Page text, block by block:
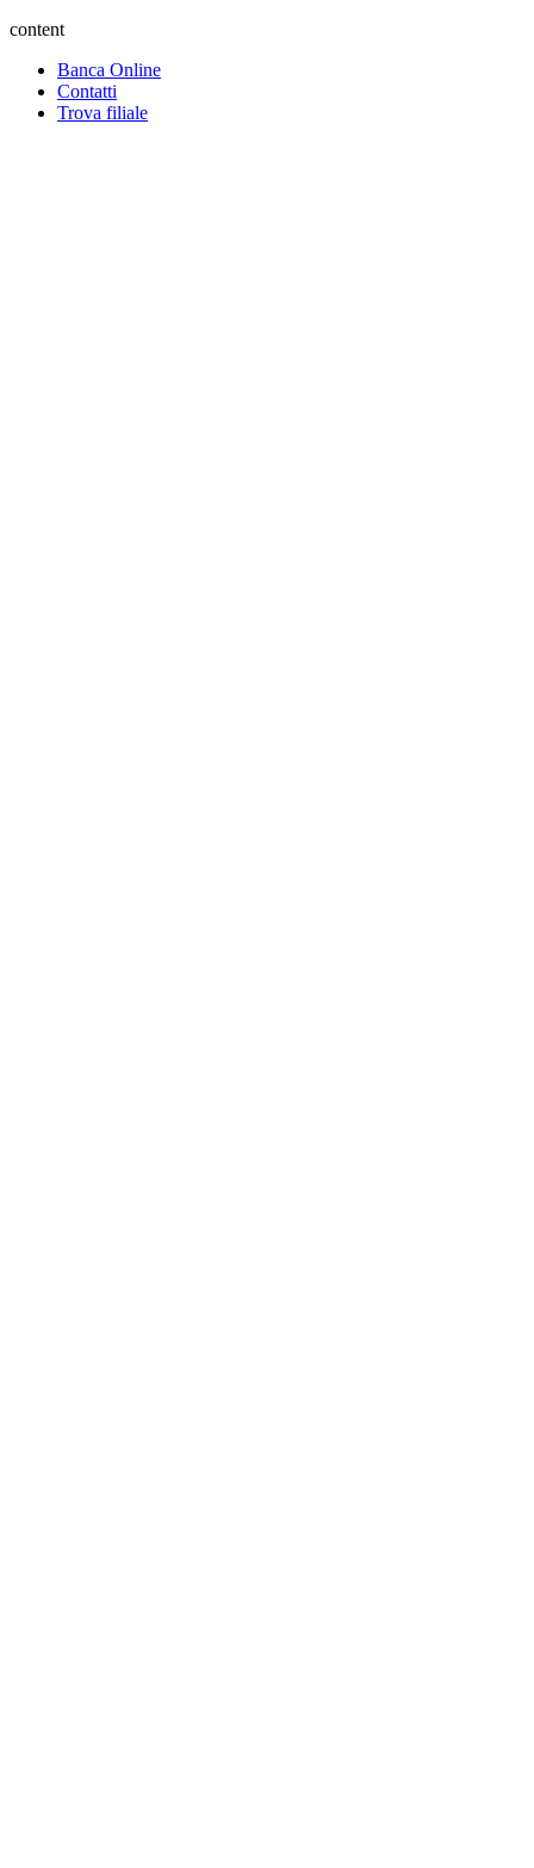
content
Banca Online
Contatti
Trova filiale